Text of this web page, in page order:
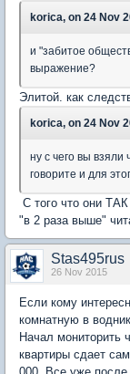
korica, on 24 Nov
и "забитое
выражение?
Элитой. как
korica, on 24 Nov
ну с чего вы
говорите и для
С того что они ТАК
"в 2 раза выше"
Stas495rus
26 Nov 2015
Если кому
комнатную в
Начал
квартиры сдает